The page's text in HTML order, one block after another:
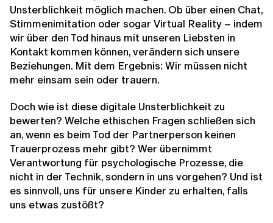
Unsterblichkeit möglich machen. Ob über einen Chat,
Stimmenimitation oder sogar Virtual Reality – indem
wir über den Tod hinaus mit unseren Liebsten in
Kontakt kommen können, verändern sich unsere
Beziehungen. Mit dem Ergebnis: Wir müssen nicht
mehr einsam sein oder trauern.
Doch wie ist diese digitale Unsterblichkeit zu
bewerten? Welche ethischen Fragen schließen sich
an, wenn es beim Tod der Partnerperson keinen
Trauerprozess mehr gibt? Wer übernimmt
Verantwortung für psychologische Prozesse, die
nicht in der Technik, sondern in uns vorgehen? Und ist
es sinnvoll, uns für unsere Kinder zu erhalten, falls
uns etwas zustößt?